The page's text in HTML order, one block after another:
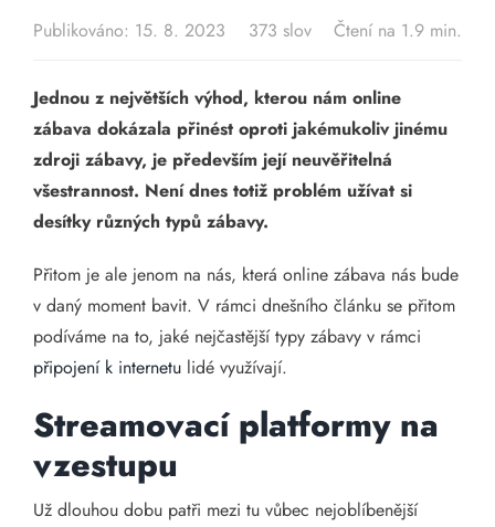
Kontakt
Publikováno: 15. 8. 2023 373 slov Čtení na 1.9 min.
Jednou z největších výhod, kterou nám online
zábava dokázala přinést oproti jakémukoliv jinému
zdroji zábavy, je především její neuvěřitelná
všestrannost. Není dnes totiž problém užívat si
desítky různých typů zábavy.
Přitom je ale jenom na nás, která online zábava nás bude
v daný moment bavit. V rámci dnešního článku se přitom
podíváme na to, jaké nejčastější typy zábavy v rámci
připojení k internetu lidé využívají.
Streamovací platformy na
vzestupu
Už dlouhou dobu patři mezi tu vůbec nejoblíbenější